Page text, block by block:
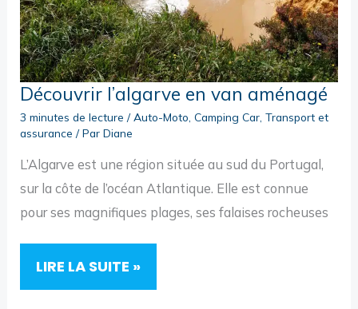
Découvrir l’algarve en van aménagé
3 minutes de lecture /Auto-Moto ,Camping Car ,Transport et
assurance / ParDiane
L’Algarve est une région située au sud du Portugal,
sur la côte de l’océan Atlantique. Elle est connue
pour ses magnifiques plages, ses falaises rocheuses
DÉCOUVRIR
EN
LIRE LA SUITE »